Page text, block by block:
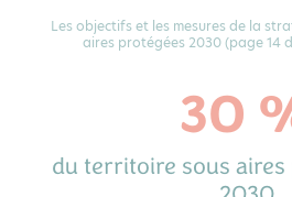
Les objectifs et les mesures de la
aires protégées 2030 (page 14
30
du territoire sous